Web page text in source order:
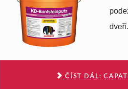
dveří.
ČÍST DÁL: